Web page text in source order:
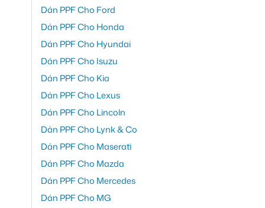
Dán PPF Cho Ford
Dán PPF Cho Honda
Dán PPF Cho Hyundai
Dán PPF Cho Isuzu
Dán PPF Cho Kia
Dán PPF Cho Lexus
Dán PPF Cho Lincoln
Dán PPF Cho Lynk & Co
Dán PPF Cho Maserati
Dán PPF Cho Mazda
Dán PPF Cho Mercedes
Dán PPF Cho MG